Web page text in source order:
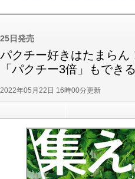
25日発売
パクチー好きはたまらん
「パクチー3倍」もできる
2022年05月22日 16時00分更新